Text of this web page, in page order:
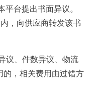
台提出书面异议。
，向供应商转发该书
议、件数异议、物流
的，相关费用由过错方